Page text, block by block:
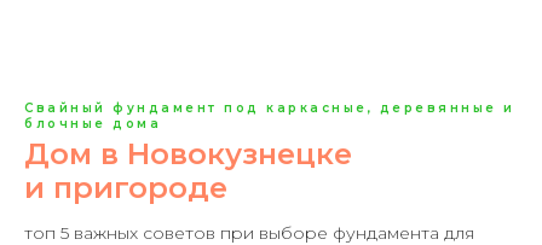
Свайный фундамент под каркасные, деревянные и
блочные дома
Дом в Новокузнецке
и пригороде
топ 5 важных советов при выборе фундамента для